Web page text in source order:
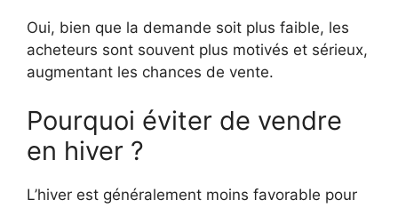
Oui, bien que la demande soit plus faible, les
acheteurs sont souvent plus motivés et sérieux,
augmentant les chances de vente.
Pourquoi éviter de vendre
en hiver ?
L’hiver est généralement moins favorable pour